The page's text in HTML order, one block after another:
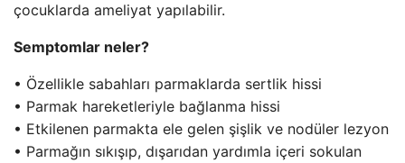
çocuklarda ameliyat yapılabilir.
Semptomlar neler?
• Özellikle sabahları parmaklarda sertlik hissi
• Parmak hareketleriyle bağlanma hissi
• Etkilenen parmakta ele gelen şişlik ve nodüler lezyon
• Parmağın sıkışıp, dışarıdan yardımla içeri sokulan